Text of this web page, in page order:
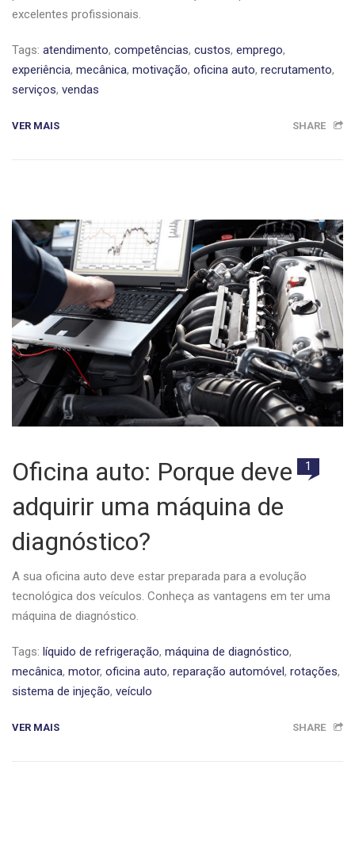
excelentes profissionais.
Tags: atendimento, competências, custos, emprego,
experiência, mecânica, motivação, oficina auto, recrutamento,
serviços, vendas
VER MAIS SHARE
Oficina auto: Porque deve
adquirir uma máquina de
diagnóstico?
1
A sua oficina auto deve estar preparada para a evolução
tecnológica dos veículos. Conheça as vantagens em ter uma
máquina de diagnóstico.
Tags: líquido de refrigeração, máquina de diagnóstico,
mecânica, motor, oficina auto, reparação automóvel, rotações,
sistema de injeção, veículo
VER MAIS SHARE